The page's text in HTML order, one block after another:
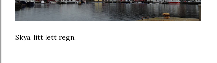
Skya, litt lett regn.